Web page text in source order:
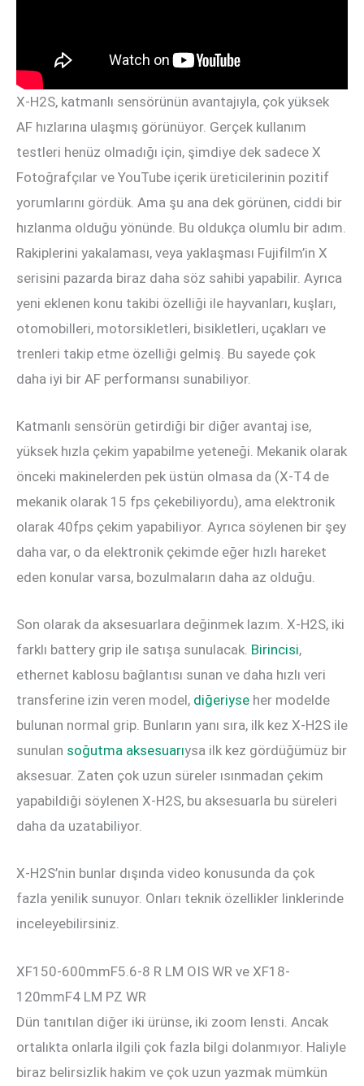
X-H2S, katmanlı sensörünün avantajıyla, çok yüksek
AF hızlarına ulaşmış görünüyor. Gerçek kullanım
testleri henüz olmadığı için, şimdiye dek sadece X
Fotoğrafçılar ve YouTube içerik üreticilerinin pozitif
yorumlarını gördük. Ama şu ana dek görünen, ciddi bir
hızlanma olduğu yönünde. Bu oldukça olumlu bir adım.
Rakiplerini yakalaması, veya yaklaşması Fujifilm’in X
serisini pazarda biraz daha söz sahibi yapabilir. Ayrıca
yeni eklenen konu takibi özelliği ile hayvanları, kuşları,
otomobilleri, motorsikletleri, bisikletleri, uçakları ve
trenleri takip etme özelliği gelmiş. Bu sayede çok
daha iyi bir AF performansı sunabiliyor.
Katmanlı sensörün getirdiği bir diğer avantaj ise,
yüksek hızla çekim yapabilme yeteneği. Mekanik olarak
önceki makinelerden pek üstün olmasa da (X-T4 de
mekanik olarak 15 fps çekebiliyordu), ama elektronik
olarak 40fps çekim yapabiliyor. Ayrıca söylenen bir şey
daha var, o da elektronik çekimde eğer hızlı hareket
eden konular varsa, bozulmaların daha az olduğu.
Son olarak da aksesuarlara değinmek lazım. X-H2S, iki
farklı battery grip ile satışa sunulacak. Birincisi,
ethernet kablosu bağlantısı sunan ve daha hızlı veri
transferine izin veren model, diğeriyse her modelde
bulunan normal grip. Bunların yanı sıra, ilk kez X-H2S ile
sunulan soğutma aksesuarıysa ilk kez gördüğümüz bir
aksesuar. Zaten çok uzun süreler ısınmadan çekim
yapabildiği söylenen X-H2S, bu aksesuarla bu süreleri
daha da uzatabiliyor.
X-H2S’nin bunlar dışında video konusunda da çok
fazla yenilik sunuyor. Onları teknik özellikler linklerinde
inceleyebilirsiniz.
XF150-600mmF5.6-8 R LM OIS WR ve XF18-
120mmF4 LM PZ WR
Dün tanıtılan diğer iki ürünse, iki zoom lensti. Ancak
ortalıkta onlarla ilgili çok fazla bilgi dolanmıyor. Haliyle
biraz belirsizlik hakim ve çok uzun yazmak mümkün